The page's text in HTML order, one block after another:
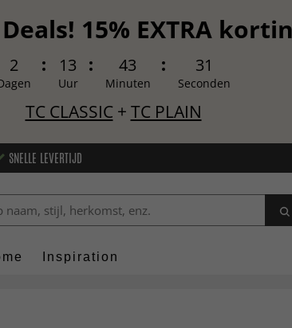
15% EXTRA
2 13
Uur
43
Minuten
30
Seconden
TC CLASSIC+ TC PLAIN
SNELLE LEVERTIJD
Inspiration